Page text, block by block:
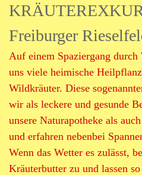
r
i
d
F
i
e
b
Freiburger
Auf einem Spaziergang durch
uns viele heimische
Wildkräuter. Diese
wir als leckere und gesunde
unsere Naturapotheke als
und erfahren nebenbei
Wenn das Wetter es zulässt,
Kräuterbutter zu und lassen